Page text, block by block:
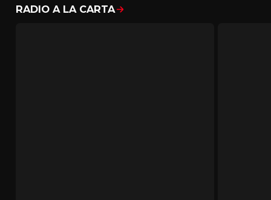
RADIO A LA CARTAMostrar todo